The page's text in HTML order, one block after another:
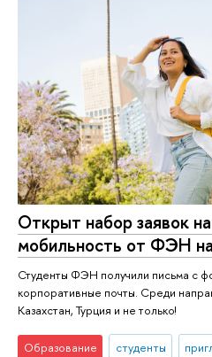
Открыт набор заявок
мобильность от ФЭН
Студенты ФЭН получили письма с
корпоративные почты. Среди
Казахстан, Турция и не только!
Образование студенты